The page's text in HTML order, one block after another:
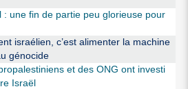
: une fin de partie peu glorieuse pour
israélien, c’est alimenter la machine
génocide
et des ONG ont investi
Israël